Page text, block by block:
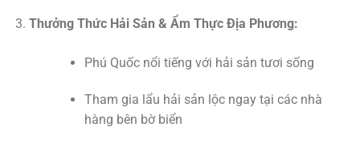
Thưởng Thức Hải Sản & Ẩm Thực Địa Phương:
Phú Quốc nổi tiếng với hải sản tươi sống
Tham gia lẩu hải sản lộc ngay tại các nhà
hàng bên bờ biển